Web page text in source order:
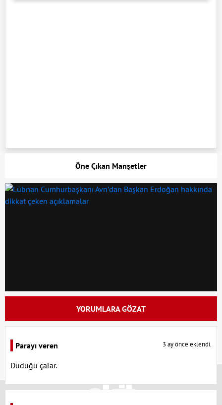
Öne Çıkan Manşetler
YORUMLARA GÖZAT
Parayı veren 3 ay önce eklendi.
Düdüğü çalar.